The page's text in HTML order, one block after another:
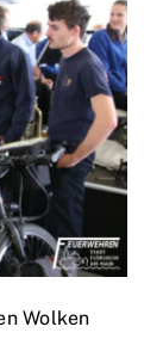
Wolken